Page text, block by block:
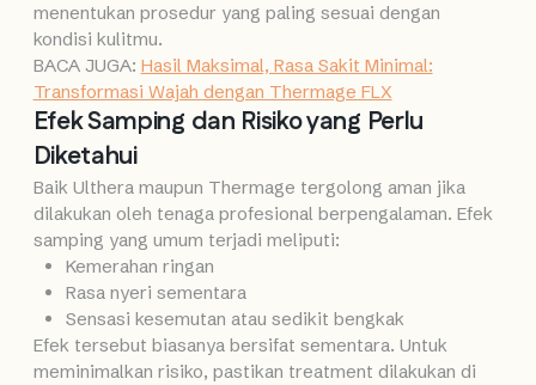
menentukan prosedur yang paling sesuai dengan
kondisi kulitmu.
BACA JUGA: Hasil Maksimal, Rasa Sakit Minimal:
Transformasi Wajah dengan Thermage FLX
Efek Samping dan Risiko yang Perlu
Diketahui
Baik Ulthera maupun Thermage tergolong aman jika
dilakukan oleh tenaga profesional berpengalaman. Efek
samping yang umum terjadi meliputi:
Kemerahan ringan
Rasa nyeri sementara
Sensasi kesemutan atau sedikit bengkak
Efek tersebut biasanya bersifat sementara. Untuk
meminimalkan risiko, pastikan treatment dilakukan di